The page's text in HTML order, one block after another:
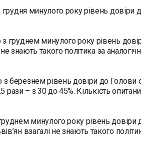
минулого року рівень довіри
груднем минулого року рівень
знають такого політика за
рівень довіри до Голови
– з 30 до 45%. Кількість
минулого року рівень довіри
взагалі не знають такого